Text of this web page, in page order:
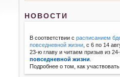
НОВОСТИ
В соответствии срасписанием
повседневной жизни , с 6 по 14
23-ю главу и читаем призыв из
повседневной жизни
Подробнее о том, как